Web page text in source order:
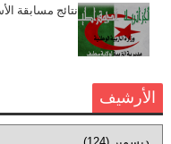
نتائج مسابقة
الأرشيف